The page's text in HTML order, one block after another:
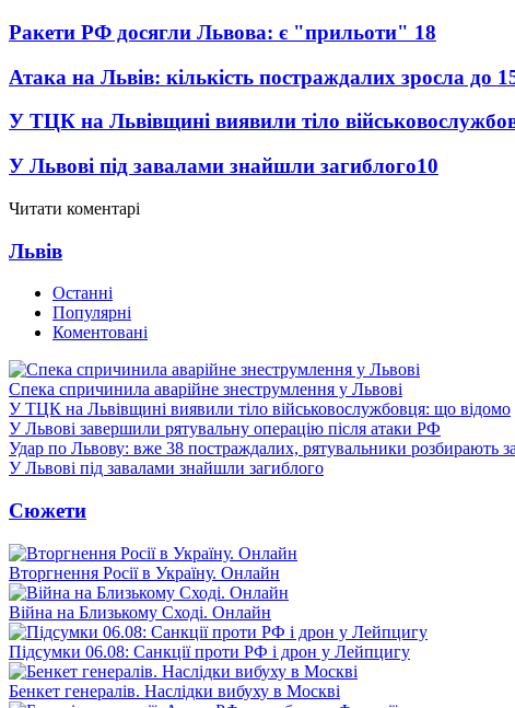
Ракети РФ досягли Львова: є "прильоти" 18
Атака на Львів: кількість постраждалих зросла до
У ТЦК на Львівщині виявили тіло
У Львові під завалами знайшли загиблого10
Читати коментарі
Львів
Останні
Популярні
Коментовані
Спека спричинила аварійне знеструмлення у Львові
У ТЦК на Львівщині виявили тіло військовослужбовця: що відомо
У Львові завершили рятувальну операцію після атаки РФ
Удар по Львову: вже 38 постраждалих, рятувальники розбирають
У Львові під завалами знайшли загиблого
Сюжети
Вторгнення Росії в Україну. Онлайн
Війна на Близькому Сході. Онлайн
Підсумки 06.08: Санкції проти РФ і дрон у Лейпцигу
Бенкет генералів. Наслідки вибуху в Москві